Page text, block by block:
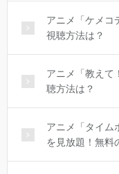
アニメ「ケメコ
視聴方法は？
アニメ「教えて
聴方法は？
アニメ「タイム
を見放題！無料